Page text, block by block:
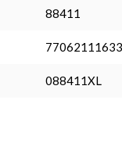
88411
088411XL